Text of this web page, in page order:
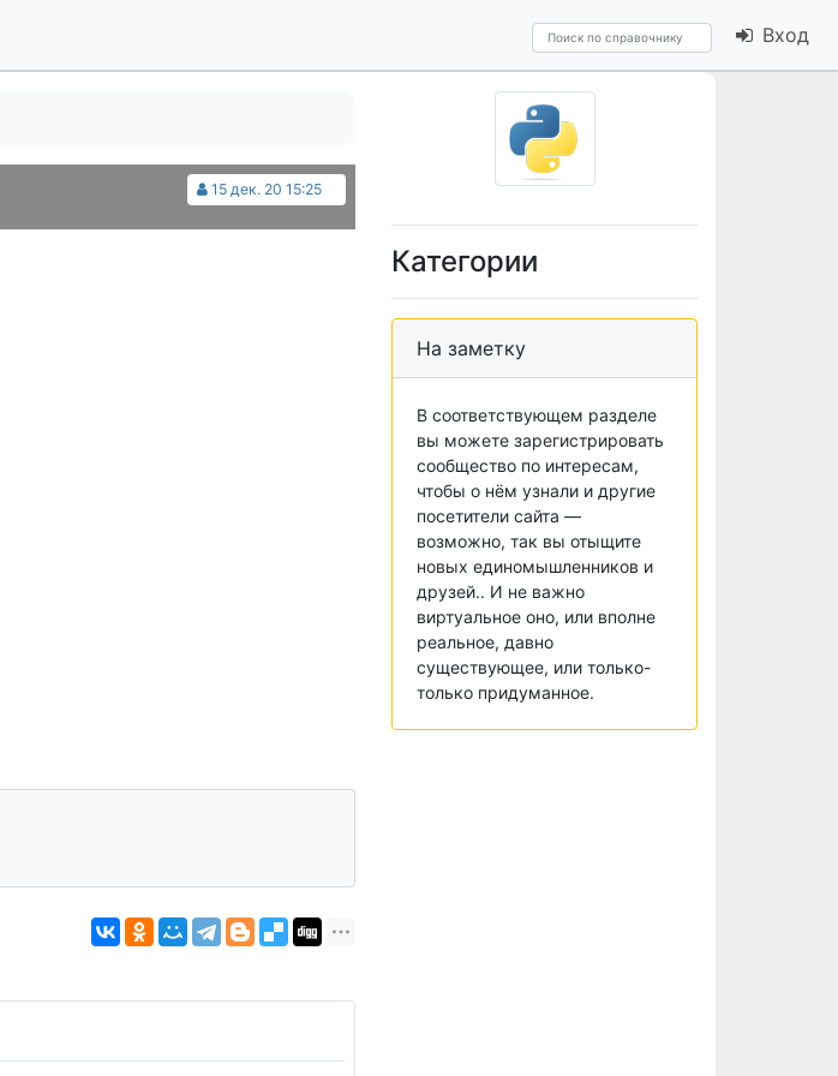
Вход
15 дек. 20 15:25
Категории
На заметку
В соответствующем разделе
вы можете зарегистрировать
сообщество по интересам,
чтобы о нём узнали и другие
посетители сайта —
возможно, так вы отыщите
новых единомышленников и
друзей.. И не важно
виртуальное оно, или вполне
реальное, давно
существующее, или только-
только придуманное.